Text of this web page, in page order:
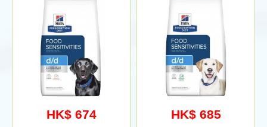
HK$ 674 HK$ 685